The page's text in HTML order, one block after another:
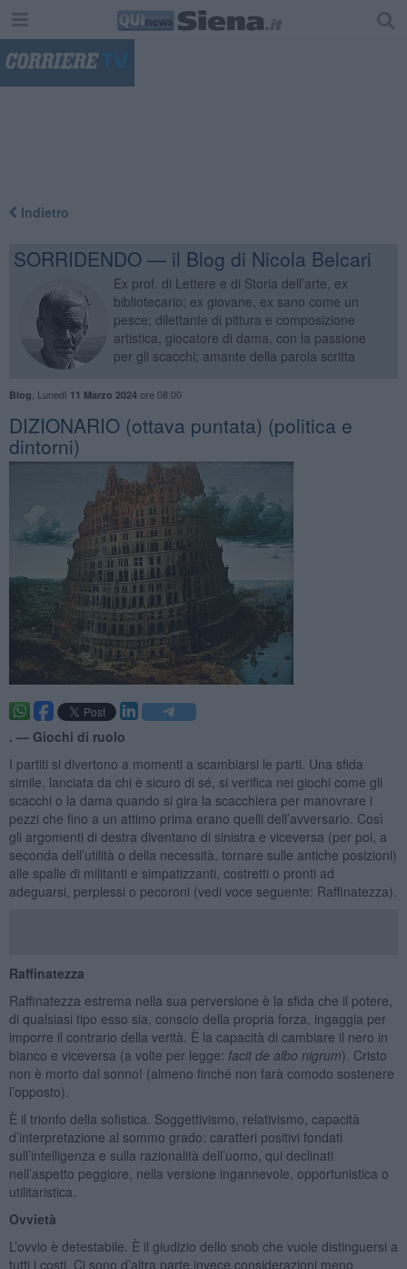
Indietro
SORRIDENDO — il Blog di Nicola Belcari
Ex prof. di Lettere e di Storia dell’arte, ex
bibliotecario; ex giovane, ex sano come un
pesce; dilettante di pittura e composizione
artistica, giocatore di dama, con la passione
per gli scacchi; amante della parola scritta
Blog Lunedì 11 Marzo 2024ore 08:00
​DIZIONARIO (ottava puntata) (politica e
dintorni)
. — Giochi di ruolo
I partiti si divertono a momenti a scambiarsi le parti. Una sfida
simile, lanciata da chi è sicuro di sé, si verifica nei giochi come gli
scacchi o la dama quando si gira la scacchiera per manovrare i
pezzi che fino a un attimo prima erano quelli dell’avversario. Così
gli argomenti di destra diventano di sinistra e viceversa (per poi, a
seconda dell’utilità o della necessità, tornare sulle antiche posizioni)
alle spalle di militanti e simpatizzanti, costretti o pronti ad
adeguarsi, perplessi o pecoroni (vedi voce seguente: Raffinatezza).
Raffinatezza
Raffinatezza estrema nella sua perversione è la sfida che il potere,
di qualsiasi tipo esso sia, conscio della propria forza, ingaggia per
imporre il contrario della verità. È la capacità di cambiare il nero in
bianco e viceversa (a volte per legge: facit de albo nigrum). Cristo
non è morto dal sonno! (almeno finché non farà comodo sostenere
l’opposto).
È il trionfo della sofistica. Soggettivismo, relativismo, capacità
d’interpretazione al sommo grado: caratteri positivi fondati
sull’intelligenza e sulla razionalità dell’uomo, qui declinati
nell’aspetto peggiore, nella versione ingannevole, opportunistica o
utilitaristica.
Ovvietà
L’ovvio è detestabile. È il giudizio dello snob che vuole distinguersi a
tutti i costi. Ci sono d’altra parte invece considerazioni meno